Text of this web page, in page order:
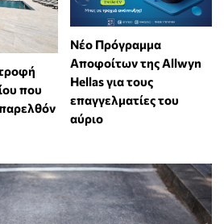
που
Νέο Πρόγραμμα
Αποφοίτων της Allwyn
Hellas για τους
επαγγελματίες του
αύριο